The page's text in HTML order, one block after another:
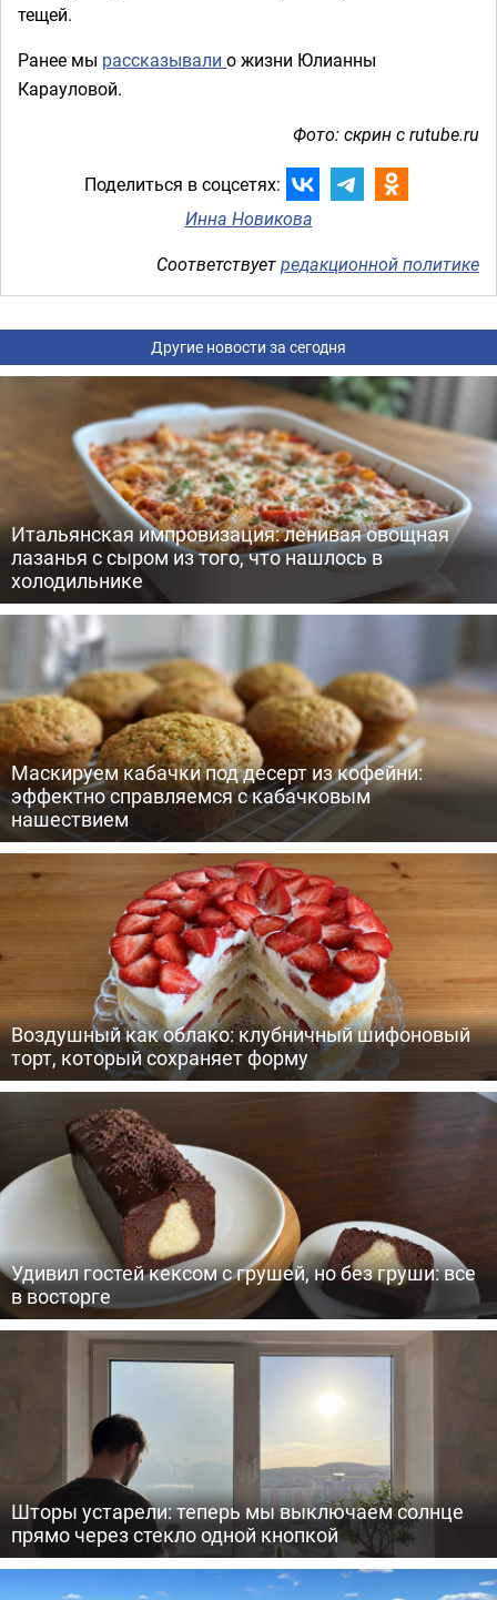
тещей.
Ранее мы рассказывали о жизни Юлианны
Карауловой.
Фото: скрин с rutube.ru
Поделиться в соцсетях:
Инна Новикова
Соответствуетредакционной политике
Другие новости за сегодня
Итальянская импровизация: ленивая овощная
лазанья с сыром из того, что нашлось в
холодильнике
Маскируем кабачки под десерт из кофейни:
эффектно справляемся с кабачковым
нашествием
Воздушный как облако: клубничный шифоновый
торт, который сохраняет форму
Удивил гостей кексом с грушей, но без груши: все
в восторге
Шторы устарели: теперь мы выключаем солнце
прямо через стекло одной кнопкой